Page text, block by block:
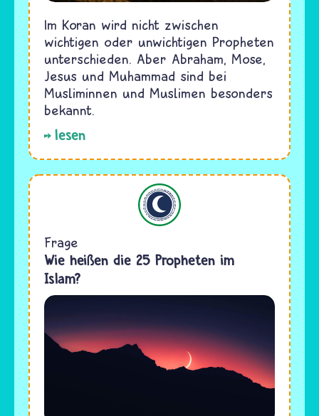
Im Koran wird nicht zwischen
wichtigen oder unwichtigen Propheten
unterschieden. Aber Abraham, Mose,
Jesus und Muhammad sind bei
Musliminnen und Muslimen besonders
bekannt.
lesen
Frage
Wie heißen die 25 Propheten im
Islam?